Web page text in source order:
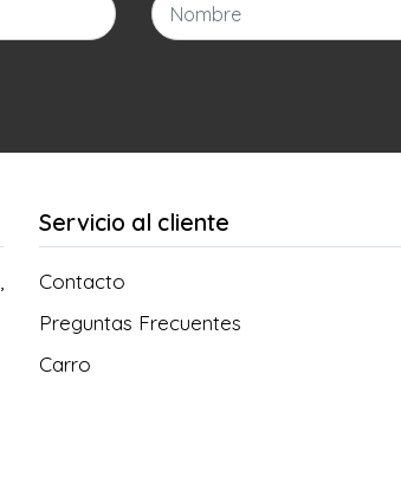
Servicio al cliente
Contacto
Preguntas Frecuentes
Carro